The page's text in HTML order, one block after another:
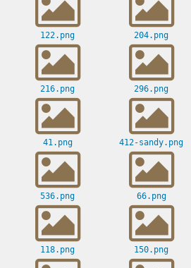
122.png 204.png
216.png 296.png
41.png 412-sandy.png
536.png 66.png
118.png 150.png